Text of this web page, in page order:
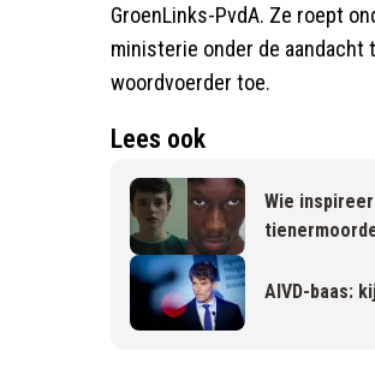
GroenLinks-PvdA. Ze roept
ministerie onder de
woordvoerder toe.
Lees ook
Wie
AIVD-baas: